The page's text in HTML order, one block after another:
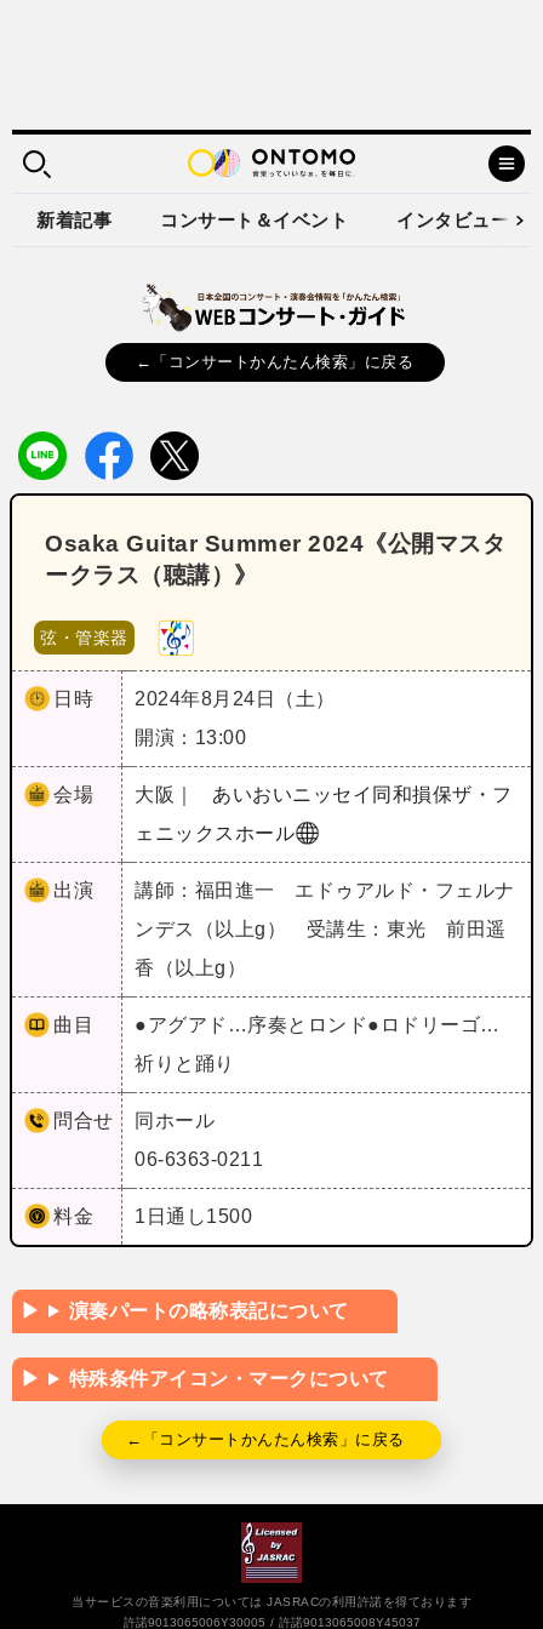
新着記事 コンサート＆イベント インタビュー
←「コンサートかんたん検索」に戻る
Osaka Guitar Summer 2024《公開マスタ
ークラス（聴講）》
弦・管楽器
日時
2024年8月24日（土）
開演：13:00
会場 大阪｜
あいおいニッセイ同和損保ザ・フ
ェニックスホール
出演
講師：福田進一 エドゥアルド・フェルナ
ンデス（以上g） 受講生：東光 前田遥
香（以上g）
曲目
●アグアド…序奏とロンド●ロドリーゴ…
祈りと踊り
問合せ
同ホール
06-6363-0211
料金 1日通し1500
演奏パートの略称表記について
特殊条件アイコン・マークについて
←「コンサートかんたん検索」に戻る
当サービスの音楽利用については JASRACの利用許諾を得ております
許諾9013065006Y30005
許諾9013065008Y45037